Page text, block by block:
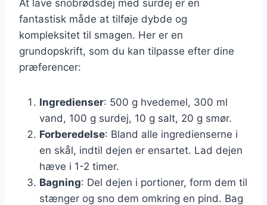
At lave snobrødsdej med surdej er en
fantastisk måde at tilføje dybde og
kompleksitet til smagen. Her er en
grundopskrift, som du kan tilpasse efter dine
præferencer:
Ingredienser: 500 g hvedemel, 300 ml
vand, 100 g surdej, 10 g salt, 20 g smør.
Forberedelse: Bland alle ingredienserne i
en skål, indtil dejen er ensartet. Lad dejen
hæve i 1-2 timer.
Bagning: Del dejen i portioner, form dem til
stænger og sno dem omkring en pind. Bag